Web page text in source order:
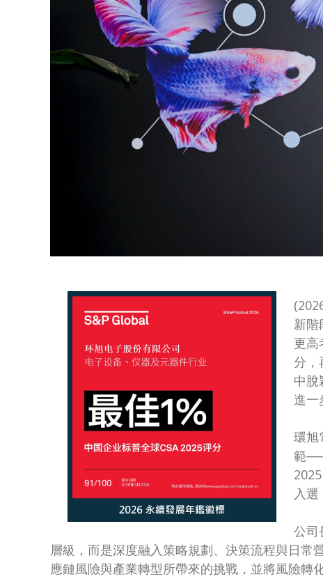
新階
更高
分，
中脫
進一
環旭
範
入
公司
層級，而是深度融入策略規劃、決策流程與日
應鏈風險與產業轉型所帶來的挑戰，並將風險轉